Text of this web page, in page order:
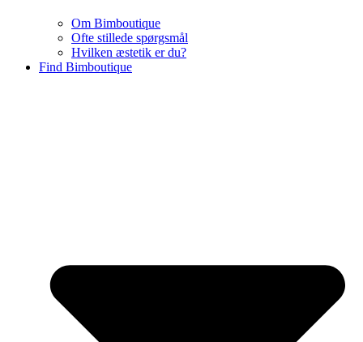
Om Bimboutique
Ofte stillede spørgsmål
Hvilken æstetik er du?
Find Bimboutique